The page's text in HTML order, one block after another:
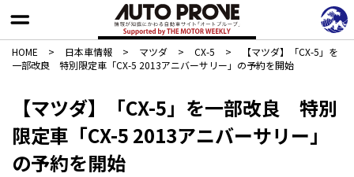
HOME > 日本車情報​ > マツダ > CX-5 >
【マツダ】「CX-5」を
一部改良 特別限定車「CX-5 2013アニバーサリー」の予約を開始
【マツダ】「CX-5」を一部改良 特別
限定車「CX-5 2013アニバーサリー」
の予約を開始